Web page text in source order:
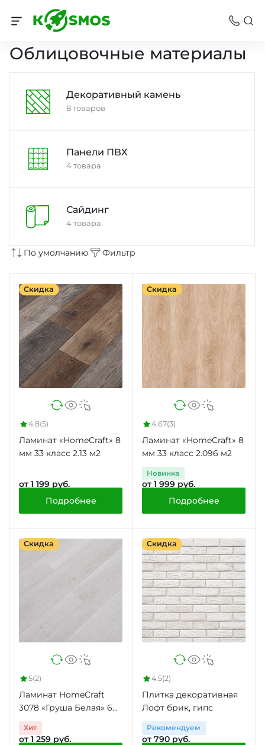
Стройматериалы
Облицовочные материалы
Декоративный камень
8 товаров
Панели ПВХ
4 товара
Сайдинг
4 товара
По умолчанию Фильтр
Скидка
4.8(5)
Ламинат «HomeCraft» 8
мм 33 класс 2.13 м2
от 1 199 руб.
Подробнее
Скидка
4.67(3)
Ламинат «HomeCraft» 8
мм 33 класс 2.096 м2
Новинка
от 1 999 руб.
Подробнее
Скидка
5(2)
Ламинат HomeCraft
3078 «Груша Белая» 6
мм 31 класс 2.66 м2
Хит
от 1 259 руб.
Скидка
4.5(2)
Плитка декоративная
Лофт брик, гипс
Рекомендуем
от 790 руб.